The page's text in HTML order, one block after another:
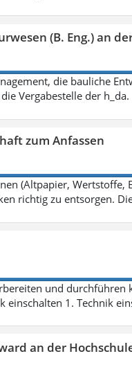
(B. Eng.) an
die bauliche
Vergabestelle der
zum Anfassen
(Altpapier, Wertstoffe,
richtig zu entsorgen.
und durchführen
einschalten 1. Technik
an der